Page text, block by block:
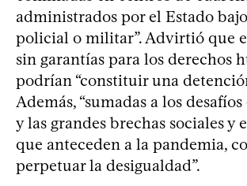
administrados por el Estado
policial o militar”. Advirtió que
sin garantías para los derechos
podrían “constituir una
Además, “sumadas a los
y las grandes brechas sociales y
que anteceden a la pandemia,
perpetuar la desigualdad”.